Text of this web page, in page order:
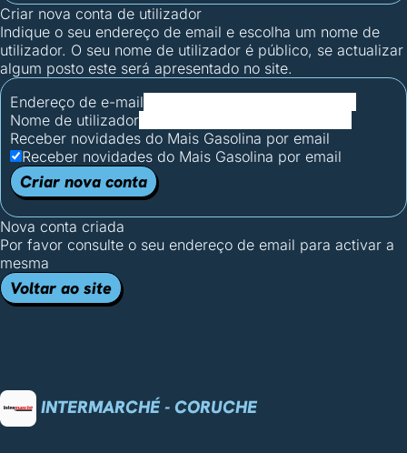
Criar nova conta de utilizador
Indique o seu endereço de email e escolha um nome de
utilizador. O seu nome de utilizador é público, se actualizar
algum posto este será apresentado no site.
Endereço de e-mail
Nome de utilizador
Receber novidades do Mais Gasolina por email
Receber novidades do Mais Gasolina por email
Criar nova conta
Nova conta criada
Por favor consulte o seu endereço de email para activar a
mesma
Voltar ao site
INTERMARCHÉ - CORUCHE